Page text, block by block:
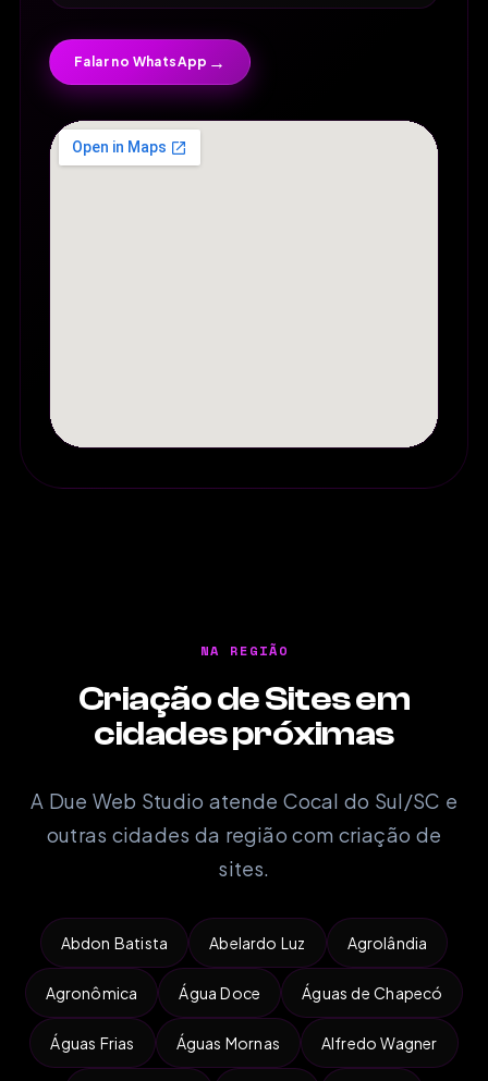
Falar no WhatsApp →
NA REGIÃO
Criação de Sites em
cidades próximas
A Due Web Studio atende Cocal do Sul/SC e
outras cidades da região com criação de
sites.
Abdon Batista Abelardo Luz Agrolândia
Agronômica Água Doce Águas de Chapecó
Águas Frias Águas Mornas Alfredo Wagner